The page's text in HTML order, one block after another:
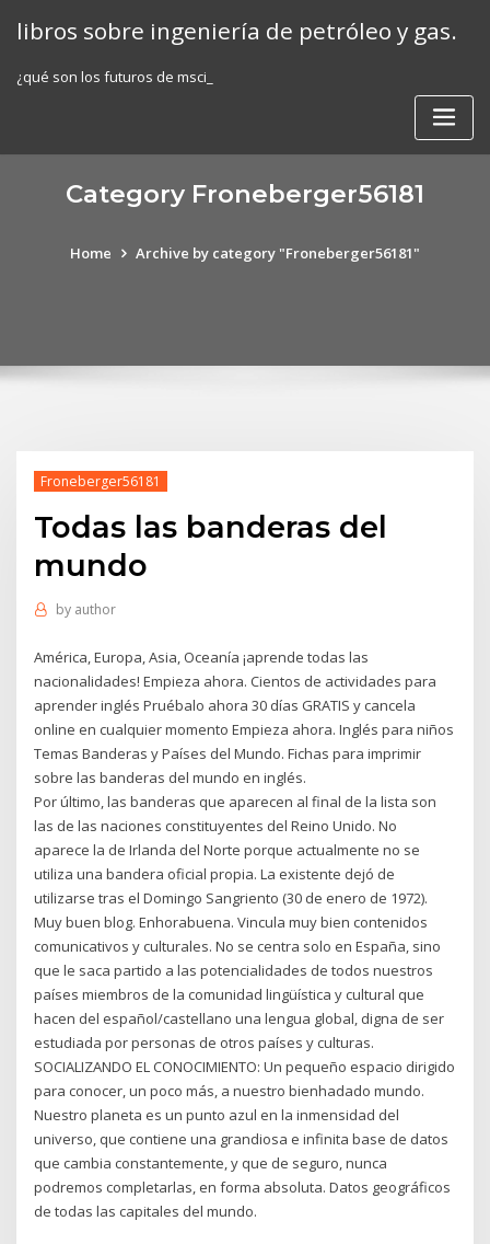
libros sobre ingeniería de petróleo y gas.
¿qué son los futuros de msci_
Category Froneberger56181
Home Archive by category "Froneberger56181"
Froneberger56181
Todas las banderas del
mundo
by author
América, Europa, Asia, Oceanía ¡aprende todas las
nacionalidades! Empieza ahora. Cientos de actividades para
aprender inglés Pruébalo ahora 30 días GRATIS y cancela
online en cualquier momento Empieza ahora. Inglés para niños
Temas Banderas y Países del Mundo. Fichas para imprimir
sobre las banderas del mundo en inglés.
Por último, las banderas que aparecen al final de la lista son
las de las naciones constituyentes del Reino Unido. No
aparece la de Irlanda del Norte porque actualmente no se
utiliza una bandera oficial propia. La existente dejó de
utilizarse tras el Domingo Sangriento (30 de enero de 1972).
Muy buen blog. Enhorabuena. Vincula muy bien contenidos
comunicativos y culturales. No se centra solo en España, sino
que le saca partido a las potencialidades de todos nuestros
países miembros de la comunidad lingüística y cultural que
hacen del español/castellano una lengua global, digna de ser
estudiada por personas de otros países y culturas.
SOCIALIZANDO EL CONOCIMIENTO: Un pequeño espacio dirigido
para conocer, un poco más, a nuestro bienhadado mundo.
Nuestro planeta es un punto azul en la inmensidad del
universo, que contiene una grandiosa e infinita base de datos
que cambia constantemente, y que de seguro, nunca
podremos completarlas, en forma absoluta. Datos geográficos
de todas las capitales del mundo.